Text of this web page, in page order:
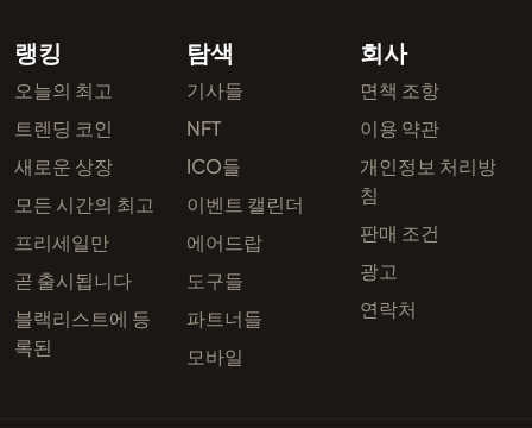
랭킹
오늘의 최고
트렌딩 코인
새로운 상장
모든 시간의 최고
프리세일만
곧 출시됩니다
블랙리스트에 등
록된
탐색
기사들
NFT
ICO들
이벤트 캘린더
에어드랍
도구들
파트너들
모바일
회사
면책 조항
이용 약관
개인정보 처리방
침
판매 조건
광고
연락처